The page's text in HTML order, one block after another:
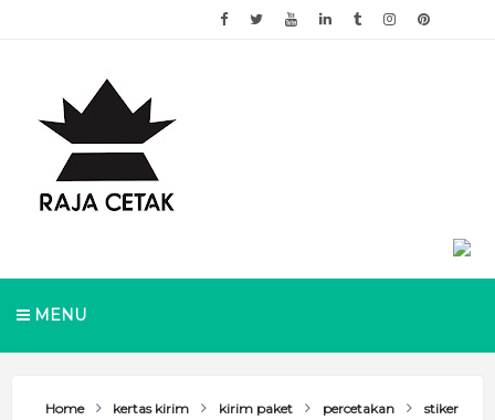
MENU
Home kertas kirim kirim paket percetakan
stiker